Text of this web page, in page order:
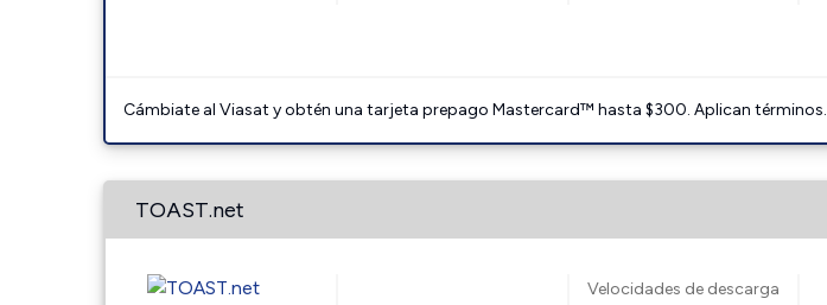
Cámbiate al Viasat y obtén una tarjeta prepago Mastercard™ hasta $300. Aplican términos.
TOAST.net
Velocidades de descarga